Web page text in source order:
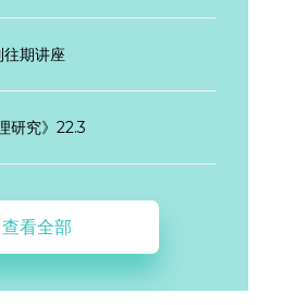
期讲座
研究》22.3
查看全部